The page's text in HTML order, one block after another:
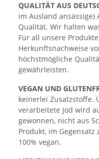
QUALITÄT AUS
im Ausland
Qualität. Wir halten
Für all unsere
Herkunftsnachweise
höchstmögliche
gewährleisten.
VEGAN UND
keinerlei Zusatzstoffe.
verarbeitete Jod wird
gewonnen, nicht aus
Produkt, im
100% vegan.